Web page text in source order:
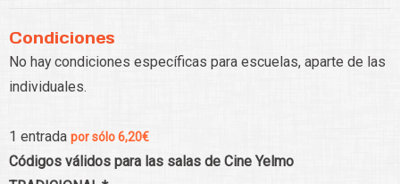
Condiciones
No hay condiciones específicas para escuelas, aparte de las
individuales.
1 entrada por sólo 6,20€
Códigos válidos para las salas de Cine Yelmo